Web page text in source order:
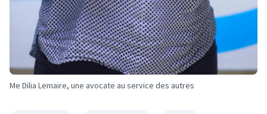
Me Dilia Lemaire, une avocate au service des autres